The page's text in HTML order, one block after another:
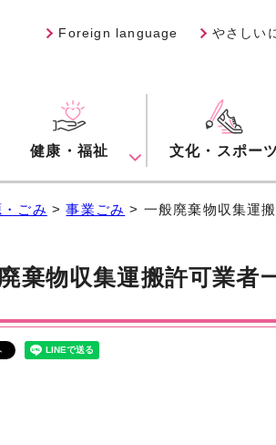
Foreign language やさしい
健康・福祉 文化・スポーツ
・ごみ >事業ごみ > 一般廃棄物収集運
棄物収集運搬許可業者